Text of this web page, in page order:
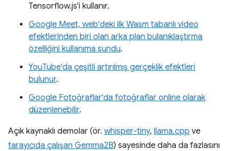
Tensorflow.js'i kullanır.
Google Meet, web'deki ilk Wasm tabanlı video
efektlerinden biri olan arka plan bulanıklaştırma
özelliğini kullanıma sundu.
YouTube'da çeşitli artırılmış gerçeklik efektleri
bulunur.
Google Fotoğraflar'da fotoğraflar online olarak
düzenlenebilir.
Açık kaynaklı demolar (ör. whisper-tiny, llama.cpp ve
tarayıcıda çalışan Gemma2B) sayesinde daha da fazlasını